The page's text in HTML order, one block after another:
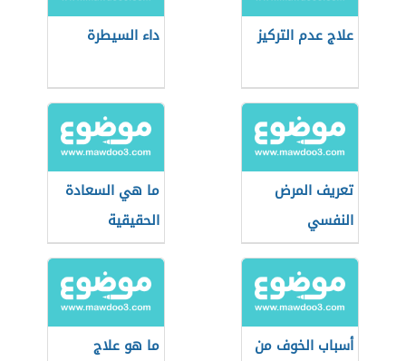
علاج عدم التركيز داء السيطرة
تعريف المرض
النفسي
ما هي السعادة
الحقيقية
أسباب الخوف من
ما هو علاج